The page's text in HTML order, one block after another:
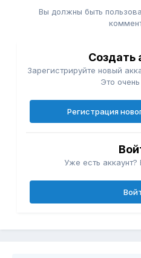
Вы должны быть
Создать
Зарегистрируйте новый
Это
Регистрация
Уже есть